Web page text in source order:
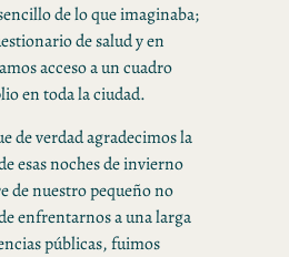
de lo que imaginaba;
de salud y en
acceso a un cuadro
en toda la ciudad.
de verdad agradecimos la
esas noches de invierno
de nuestro pequeño no
enfrentarnos a una larga
públicas, fuimos